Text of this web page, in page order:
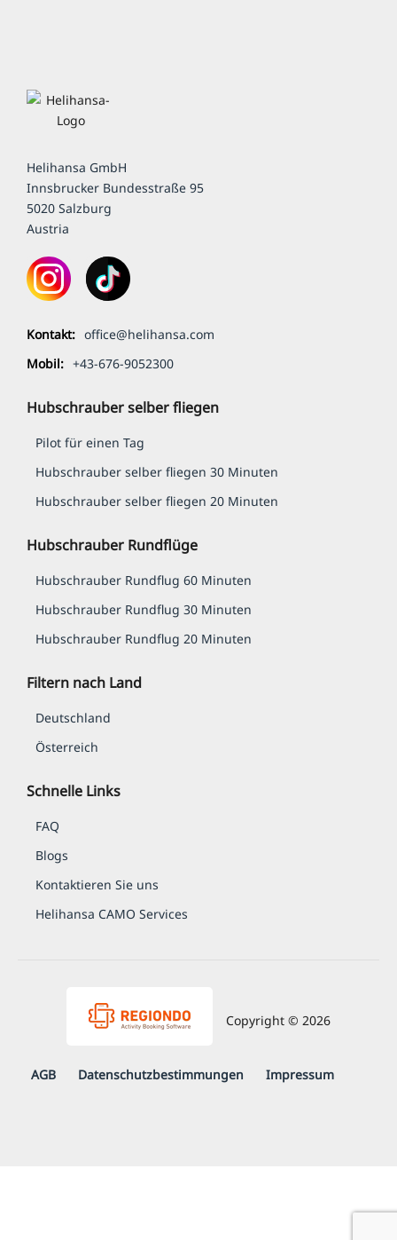
Helihansa GmbH
Innsbrucker Bundesstraße 95
5020 Salzburg
Austria
Kontakt: office@helihansa.com
Mobil: +43-676-9052300
Hubschrauber selber fliegen
Pilot für einen Tag
Hub­schrauber selber fliegen 30 Minuten
Hub­schrauber selber fliegen 20 Minuten
Hubschrauber Rundflüge
Hubschrauber Rundflug 60 Minuten
Hubschrauber Rundflug 30 Minuten
Hubschrauber Rundflug 20 Minuten
Filtern nach Land
Deutschland
Österreich
Schnelle Links
FAQ
Blogs
Kontaktieren Sie uns
Helihansa CAMO Services
Copyright © 2026
AGB Daten­schutz­be­stim­mungen Impressum